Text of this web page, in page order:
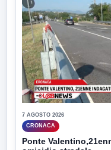
7 AGOSTO 2026
CRONACA
Ponte